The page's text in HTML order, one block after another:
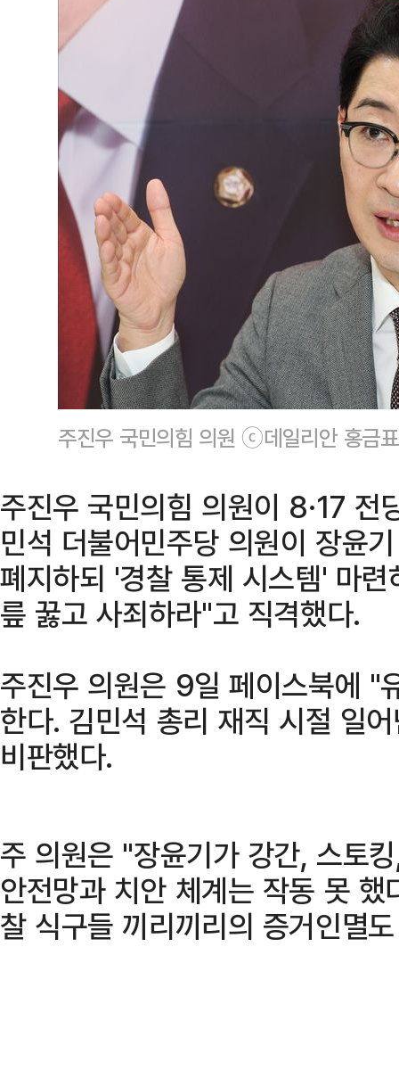
주진우 국민의힘 의원 ⓒ데일리안 홍금
주진우 국민의힘 의원이 8·17 전
민석 더불어민주당 의원이 장윤
폐지하되 '경찰 통제 시스템' 마
릎 꿇고 사죄하라"고 직격했다.
주진우 의원은 9일 페이스북에 "
한다. 김민석 총리 재직 시절 일
비판했다.
주 의원은 "장윤기가 강간, 스토
안전망과 치안 체계는 작동 못
찰 식구들 끼리끼리의 증거인멸